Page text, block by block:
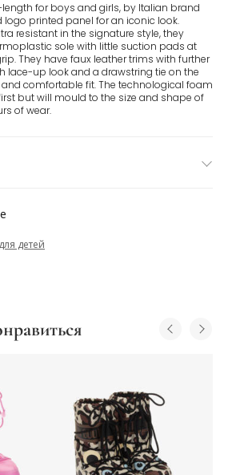
детей
for boys and girls, by Italian brand
logo printed panel for an iconic look.
resistant in the signature style, they
sole with little suction pads at
They have faux leather trims with further
lace-up look and a drawstring tie on the
comfortable fit. The technological foam
but will mould to the size and shape of
of wear.